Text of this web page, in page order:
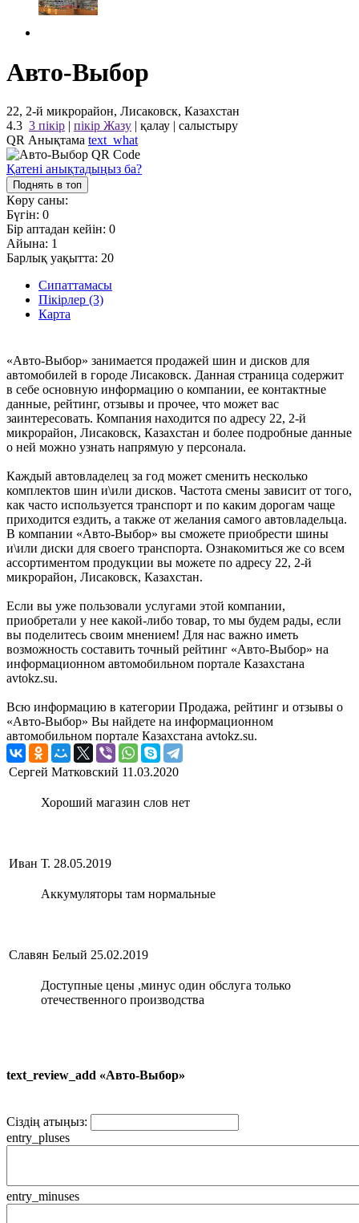
Авто-Выбор
22, 2-й микрорайон, Лисаковск, Казахстан
4.3 3 пікір | пікір Жазу | қалау | салыстыру
QR Анықтама text_what
Қатені анықтадыңыз ба?
Поднять в топ
Көру саны:
Бүгін: 0
Бір аптадан кейін: 0
Айына: 1
Барлық уақытта: 20
Сипаттамасы
Пікірлер (3)
Карта
«Авто-Выбор» занимается продажей шин и дисков для
автомобилей в городе Лисаковск. Данная страница содержит
в себе основную информацию о компании, ее контактные
данные, рейтинг, отзывы и прочее, что может вас
заинтересовать. Компания находится по адресу 22, 2-й
микрорайон, Лисаковск, Казахстан и более подробные данные
о ней можно узнать напрямую у персонала.
Каждый автовладелец за год может сменить несколько
комплектов шин и\или дисков. Частота смены зависит от того,
как часто используется транспорт и по каким дорогам чаще
приходится ездить, а также от желания самого автовладельца.
В компании «Авто-Выбор» вы сможете приобрести шины
и\или диски для своего транспорта. Ознакомиться же со всем
ассортиментом продукции вы можете по адресу 22, 2-й
микрорайон, Лисаковск, Казахстан.
Если вы уже пользовали услугами этой компании,
приобретали у нее какой-либо товар, то мы будем рады, если
вы поделитесь своим мнением! Для нас важно иметь
возможность составить точный рейтинг «Авто-Выбор» на
информационном автомобильном портале Казахстана
avtokz.su.
Всю информацию в категории Продажа, рейтинг и отзывы о
«Авто-Выбор» Вы найдете на информационном
автомобильном портале Казахстана avtokz.su.
Сергей Матковский 11.03.2020
Хороший магазин слов нет
Иван Т. 28.05.2019
Аккумуляторы там нормальные
Славян Белый 25.02.2019
Доступные цены ,минус один обслуга только
отечественного производства
text_review_add «Авто-Выбор»
Сіздің атыңыз:
entry_pluses
entry_minuses